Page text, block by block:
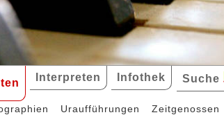
Interpreten Infothek Suche
Uraufführungen Zeitgenossen